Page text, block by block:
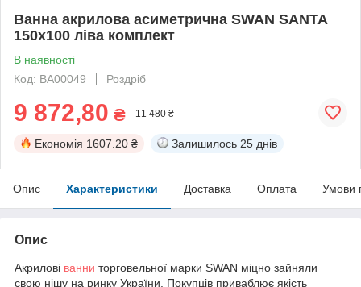
Ванна акрилова асиметрична SWAN SANTA
150x100 ліва комплект
В наявності
Код: ВА00049
Роздріб
9 872,80 ₴ 11 480 ₴
Економія 1607.20 ₴ Залишилось 25 днів
Опис Характеристики Доставка Оплата Умови
Опис
Акрилові ванни торговельної марки SWAN міцно зайняли
свою нішу на ринку України. Покупців приваблює якість